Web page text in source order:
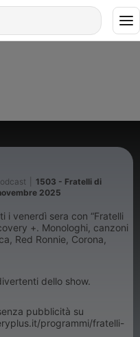
1503 - Fratelli di
2025
i venerdì sera con “Fratelli
+. Monologhi, canzoni
Red Ronnie, Corona,
dello show.
pubblicità su
programmi/fratelli-